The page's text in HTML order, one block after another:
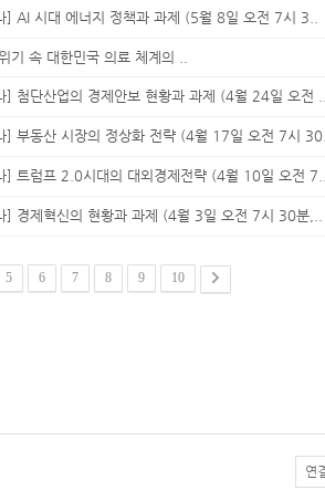
] AI 시대 에너지 정책과 과제 (5월 8일 오전 7시 3..
속 대한민국 의료 체계의 ..
첨단산업의 경제안보 현황과 과제 (4월 24일 오전 ..
] 부동산 시장의 정상화 전략 (4월 17일 오전 7시 30..
] 트럼프 2.0시대의 대외경제전략 (4월 10일 오전 7..
] 경제혁신의 현황과 과제 (4월 3일 오전 7시 30분,..
5 6 7 8 9 10